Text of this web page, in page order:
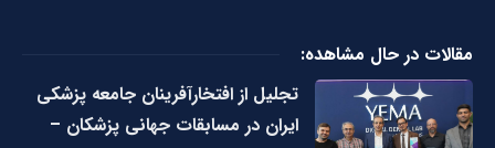
مقالات در حال مشاهده:
تجلیل از افتخارآفرینان جامعه پزشکی
ایران در مسابقات جهانی پزشکان –